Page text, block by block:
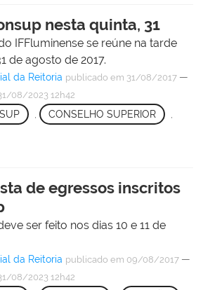
nesta quinta, 31
IFFluminense se reúne na tarde
de agosto de 2017.
da Reitoria publicado em 31/08/2017 —
08/2023 12h42
CONSELHO SUPERIOR
de egressos inscritos
ser feito nos dias 10 e 11 de
da Reitoria publicado em 09/08/2017 —
08/2023 12h42